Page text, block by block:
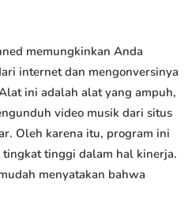
memungkinkan Anda
internet dan mengonversinya
ini adalah alat yang ampuh,
video musik dari situs
Oleh karena itu, program ini
tinggi dalam hal kinerja.
menyatakan bahwa